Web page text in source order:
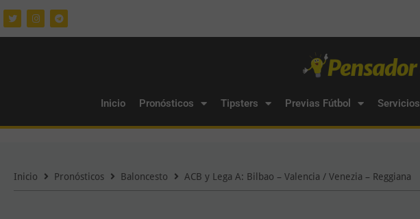
Inicio Pronósticos Tipsters Previas Fútbol Servicios
Inicio Pronósticos Baloncesto ACB y Lega A: Bilbao – Valencia / Venezia – Reggiana